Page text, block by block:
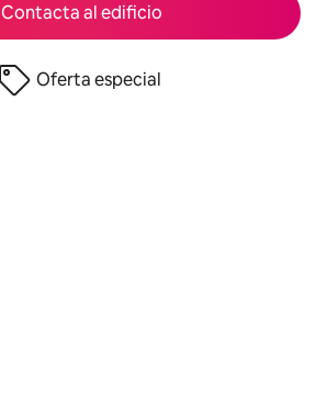
Contacta al edificio
Oferta especial